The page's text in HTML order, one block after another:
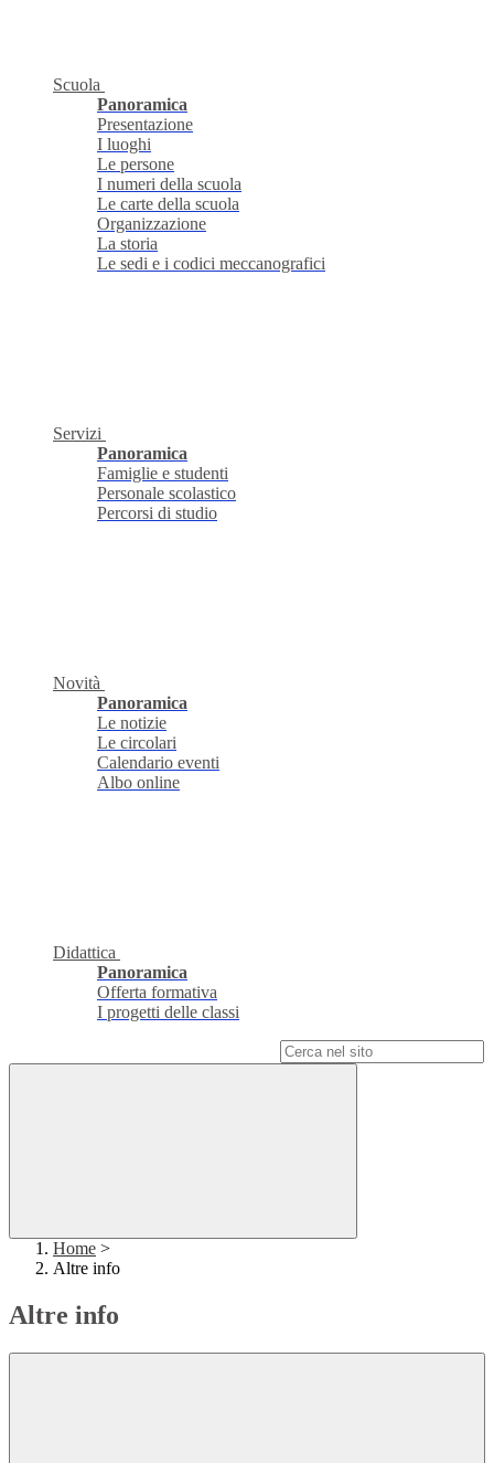
Scuola
Panoramica
Presentazione
I luoghi
Le persone
I numeri della scuola
Le carte della scuola
Organizzazione
La storia
Le sedi e i codici meccanografici
Servizi
Panoramica
Famiglie e studenti
Personale scolastico
Percorsi di studio
Novità
Panoramica
Le notizie
Le circolari
Calendario eventi
Albo online
Didattica
Panoramica
Offerta formativa
I progetti delle classi
Home >
Altre info
Altre info